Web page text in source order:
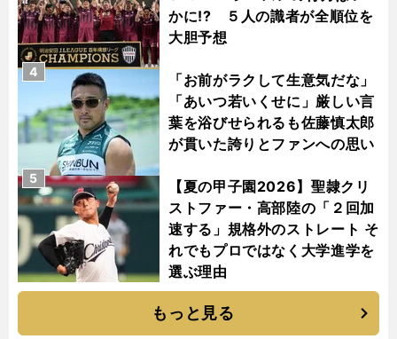
かに!? ５人の識者が全順位を
大胆予想
「お前がラクして生意気だな」
「あいつ若いくせに」厳しい言
葉を浴びせられるも佐藤慎太郎
が貫いた誇りとファンへの思い
4
【夏の甲子園2026】聖隷クリ
ストファー・高部陸の「２回加
速する」規格外のストレート そ
れでもプロではなく大学進学を
選ぶ理由
5
もっと見る